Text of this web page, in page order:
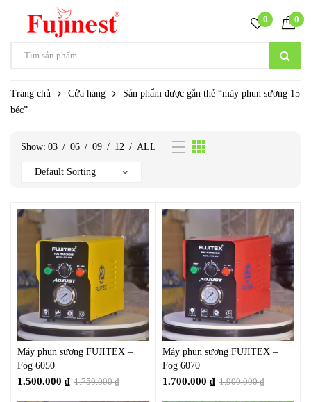
0 0
Trang chủ Cửa hàng
Sản phẩm được gắn thẻ “máy phun sương 15
béc”
Show: 03 / 06 / 09 / 12 / ALL
Máy phun sương FUJITEX –
Fog 6050
1.750.000₫
1.500.000 ₫
Máy phun sương FUJITEX –
Fog 6070
1.900.000₫
1.700.000 ₫